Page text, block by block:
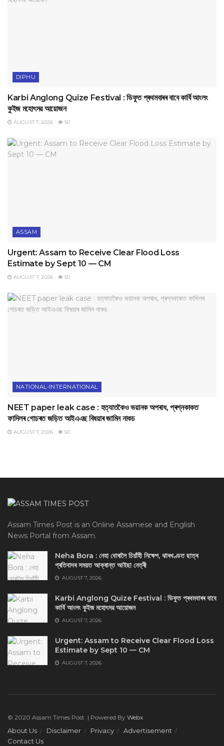
DIPHU
Karbi Anglong Quize Festival : ডিফুত প্ৰথমবাৰৰ বাবে কাৰ্বি আংলং
কুইজ মহোৎসৱ আয়োজন
AUGUST 7, 2026 50
ASSAM
Urgent: Assam to Receive Clear Flood Loss
Estimate by Sept 10 — CM
AUGUST 7, 2026 50
NATIONAL-INTERNATIONAL
NEET paper leak case : হত্যাতকৈও ভয়ানক অপৰাধ, প্ৰশ্নকাকত
ফাদিলৰ গোচৰত জড়িত আইএএছ বিষয়াৰ জামিন নাকচ
AUGUST 7, 2026 50
Assam Times Post is an Online Assamese and English
News Portal from Assam.
Neha Bora : নেহা বোৰালৈ চিয়াঁহী নিক্ষেপ, ঝাৰখণ্ডত ছাত্ৰ
প্ৰতিবাদৰ সময়ত আক্ৰান্ত আইছা নেত্ৰী
AUGUST 7, 2026
Karbi Anglong Quize Festival : ডিফুত প্ৰথমবাৰৰ বাবে
কাৰ্বি আংলং কুইজ মহোৎসৱ আয়োজন
AUGUST 7, 2026
Urgent: Assam to Receive Clear Flood Loss
Estimate by Sept 10 — CM
AUGUST 7, 2026
© 2020 Assam Times Post. | Powered By Webx
About Us Disclaimer Privacy
Advertisement
Contact Us